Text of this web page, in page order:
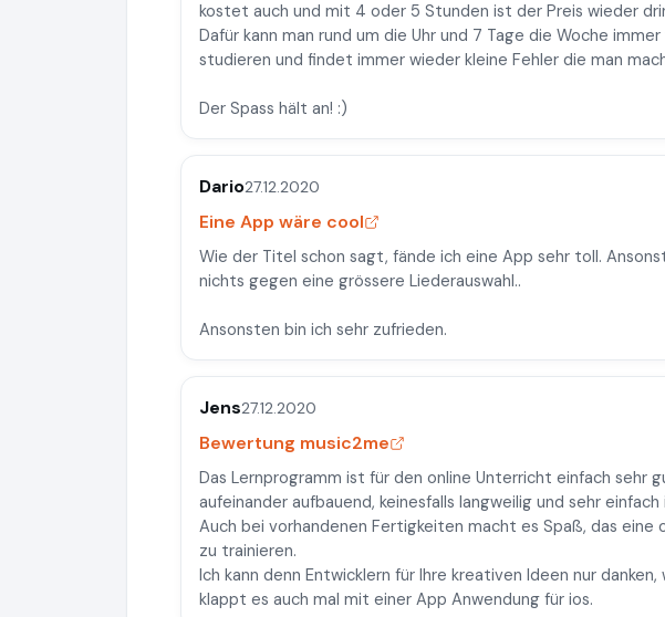
kostet auch und mit 4 oder 5 Stunden ist der Preis wieder
Dafür kann man rund um die Uhr und 7 Tage die Woche
studieren und findet immer wieder kleine Fehler die man
Der Spass hält an! :)
Dario27.12.2020
Eine App wäre cool
Wie der Titel schon sagt, fände ich eine App sehr toll.
nichts gegen eine grössere Liederauswahl..
Ansonsten bin ich sehr zufrieden.
Jens27.12.2020
Bewertung music2me
Das Lernprogramm ist für den online Unterricht einfach sehr
aufeinander aufbauend, keinesfalls langweilig und sehr
Auch bei vorhandenen Fertigkeiten macht es Spaß, das eine
zu trainieren.
Ich kann denn Entwicklern für Ihre kreativen Ideen nur
klappt es auch mal mit einer App Anwendung für ios.